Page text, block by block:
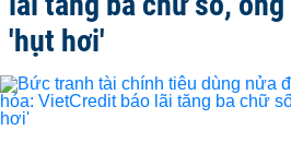
'hụt hơi'